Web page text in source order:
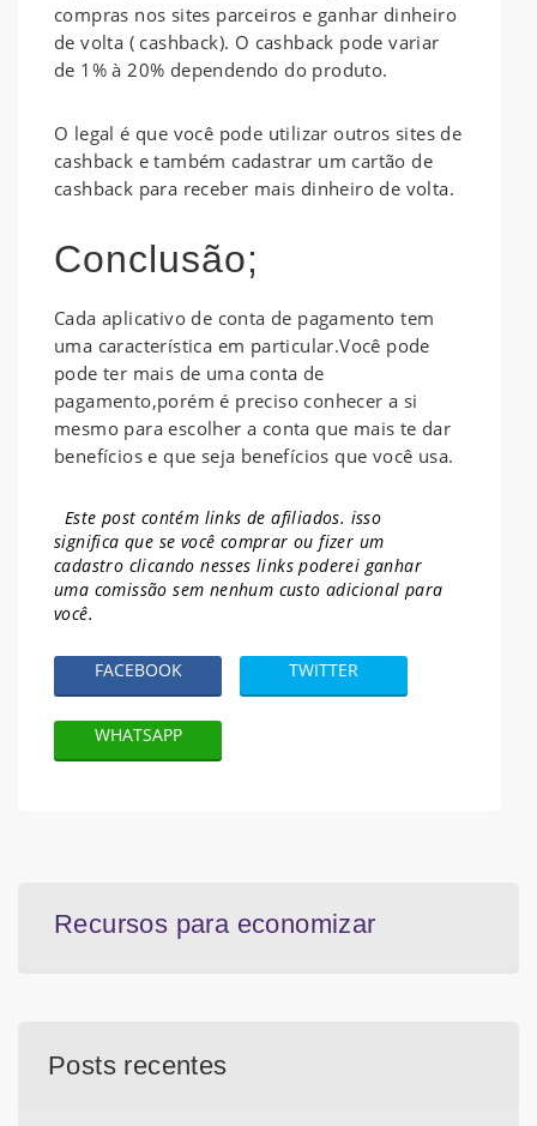
compras nos sites parceiros e ganhar dinheiro
de volta ( cashback). O cashback pode variar
de 1% à 20% dependendo do produto.
O legal é que você pode utilizar outros sites de
cashback e também cadastrar um cartão de
cashback para receber mais dinheiro de volta.
Conclusão;
Cada aplicativo de conta de pagamento tem
uma característica em particular.Você pode
pode ter mais de uma conta de
pagamento,porém é preciso conhecer a si
mesmo para escolher a conta que mais te dar
benefícios e que seja benefícios que você usa.
Este post contém links de afiliados. isso
significa que se você comprar ou fizer um
cadastro clicando nesses links poderei ganhar
uma comissão sem nenhum custo adicional para
você.
FACEBOOK TWITTER
WHATSAPP
Recursos para economizar
Posts recentes